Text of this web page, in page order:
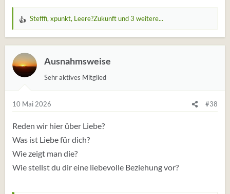
W
r
t
u
n
e
n
:
Stefffi, xpunkt, Leere?Zukunftund 3 weitere...
Ausnahmsweise
Sehr aktives Mitglied
10 Mai 2026 #38
Reden wir hier über Liebe?
Was ist Liebe für dich?
Wie zeigt man die?
Wie stellst du dir eine liebevolle Beziehung vor?